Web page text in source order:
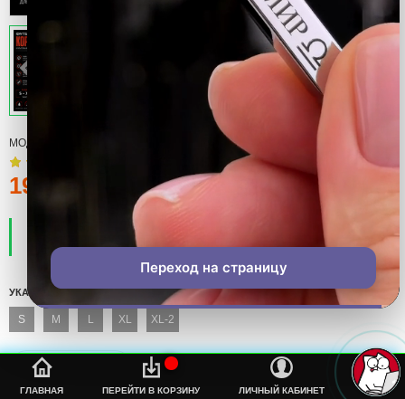
ГЛАВНАЯ
%s
ПЕРЕЙТИ В КОРЗИНУ ЛИЧНЫЙ КАБИНЕТ
МОДЕЛЬ:
190тмт.
COOL
НАЛИЧИЕ:
ЕСТЬ В НАЛИЧИИ
УКАЖИТЕ СВОЙ РАЗМЕР
S M L XL XL-2
Переход на страницу